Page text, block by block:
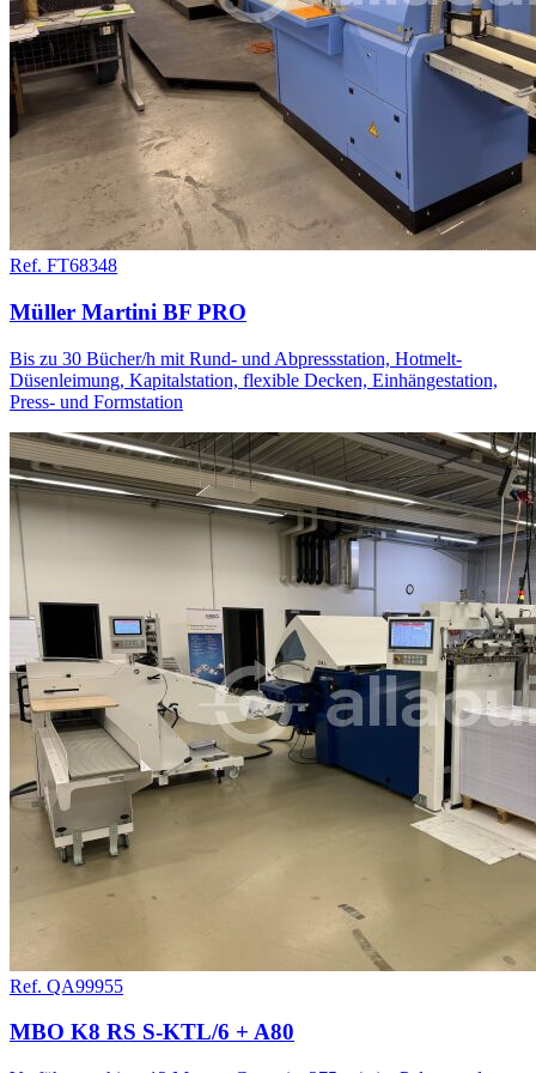
Ref. FT68348
Müller Martini BF PRO
Bis zu 30 Bücher/h mit Rund- und Abpressstation, Hotmelt-
Düsenleimung, Kapitalstation, flexible Decken, Einhängestation,
Press- und Formstation
Ref. QA99955
MBO K8 RS S-KTL/6 + A80